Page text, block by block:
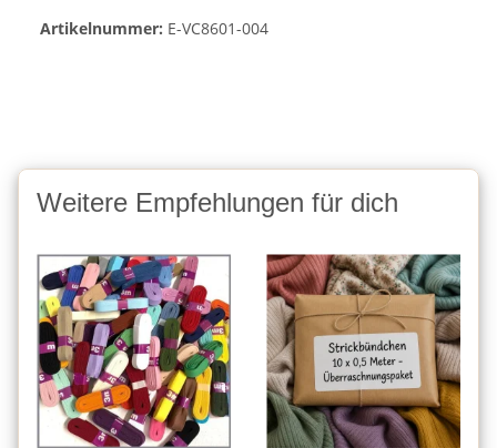
Artikelnummer: E-VC8601-004
Weitere Empfehlungen für dich